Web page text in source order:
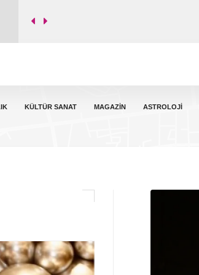
KÜLTÜR SANAT MAGAZIN ASTROLOJI